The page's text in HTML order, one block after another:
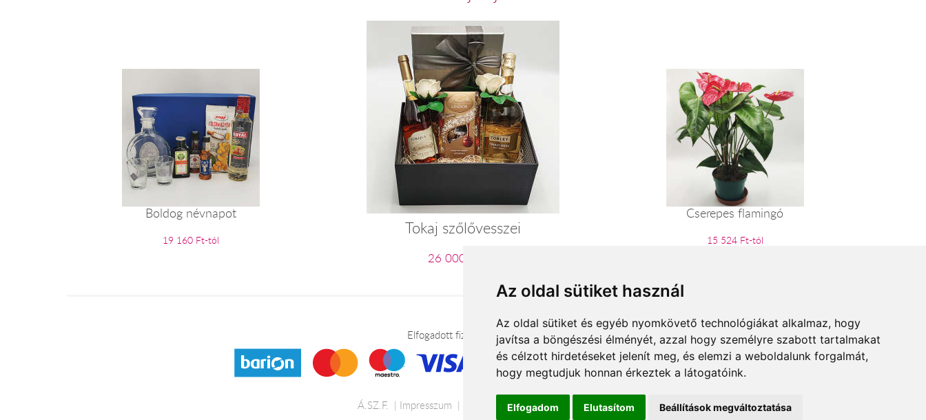
Az oldal sütiket használ
Az oldal sütiket és egyéb nyomkövető technológiákat alkalmaz, hogy
javítsa a böngészési élményét, azzal hogy személyre szabott tartalmakat
és célzott hirdetéseket jelenít meg, és elemzi a weboldalunk forgalmát,
hogy megtudjuk honnan érkeztek a látogatóink.
Elfogadom Elutasítom Beállítások megváltoztatása
Boldog névnapot
19 160 Ft-tól
Tokaj szőlővesszei
26 000 Ft-tól
Cserepes flamingó
15 524 Ft-tól
Elfogadott fizetési módok
Á.SZ.F. Impresszum Adatkezelési tájékoztató